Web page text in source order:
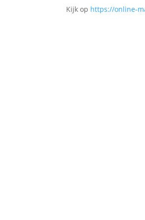
Kijk op https://online-